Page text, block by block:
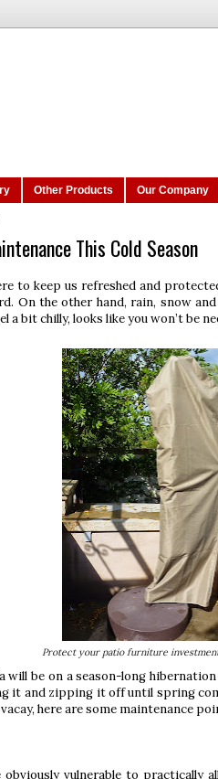
Other Products Our Company
This Cold Season
to keep us refreshed and
On the other hand, rain, snow
a bit chilly, looks like you won’t be
Protect your patio furniture
will be on a season-long
it and zipping it off until spring
here are some maintenance
obviously vulnerable to practically